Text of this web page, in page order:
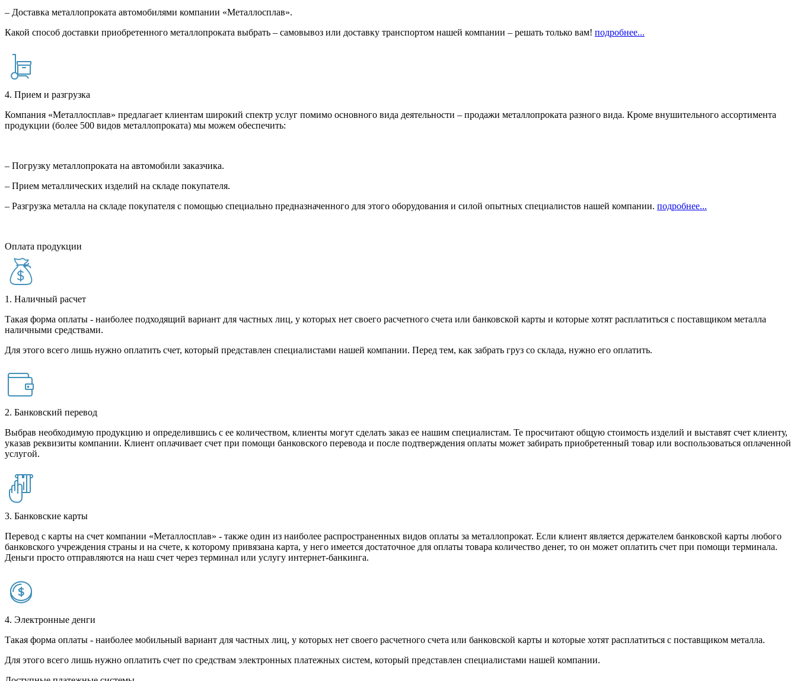
– Доставка металлопроката автомобилями компании «Металлосплав».
Какой способ доставки приобретенного металлопроката выбрать – самовывоз или доставку транспортом нашей компании – решать только вам! подробнее...
4. Прием и разгрузка
Компания «Металлосплав» предлагает клиентам широкий спектр услуг помимо основного вида деятельности – продажи металлопроката разного вида. Кроме внушительного ассортимента
продукции (более 500 видов металлопроката) мы можем обеспечить:
– Погрузку металлопроката на автомобили заказчика.
– Прием металлических изделий на складе покупателя.
– Разгрузка металла на складе покупателя с помощью специально предназначенного для этого оборудования и силой опытных специалистов нашей компании. подробнее...
Оплата продукции
1. Наличный расчет
Такая форма оплаты - наиболее подходящий вариант для частных лиц, у которых нет своего расчетного счета или банковской карты и которые хотят расплатиться с поставщиком металла
наличными средствами.
Для этого всего лишь нужно оплатить счет, который представлен специалистами нашей компании. Перед тем, как забрать груз со склада, нужно его оплатить.
2. Банковский перевод
Выбрав необходимую продукцию и определившись с ее количеством, клиенты могут сделать заказ ее нашим специалистам. Те просчитают общую стоимость изделий и выставят счет клиенту,
указав реквизиты компании. Клиент оплачивает счет при помощи банковского перевода и после подтверждения оплаты может забирать приобретенный товар или воспользоваться оплаченной
услугой.
3. Банковские карты
Перевод с карты на счет компании «Металлосплав» - также один из наиболее распространенных видов оплаты за металлопрокат. Если клиент является держателем банковской карты любого
банковского учреждения страны и на счете, к которому привязана карта, у него имеется достаточное для оплаты товара количество денег, то он может оплатить счет при помощи терминала.
Деньги просто отправляются на наш счет через терминал или услугу интернет-банкинга.
4. Электронные денги
Такая форма оплаты - наиболее мобильный вариант для частных лиц, у которых нет своего расчетного счета или банковской карты и которые хотят расплатиться с поставщиком металла.
Для этого всего лишь нужно оплатить счет по средствам электронных платежных систем, который представлен специалистами нашей компании.